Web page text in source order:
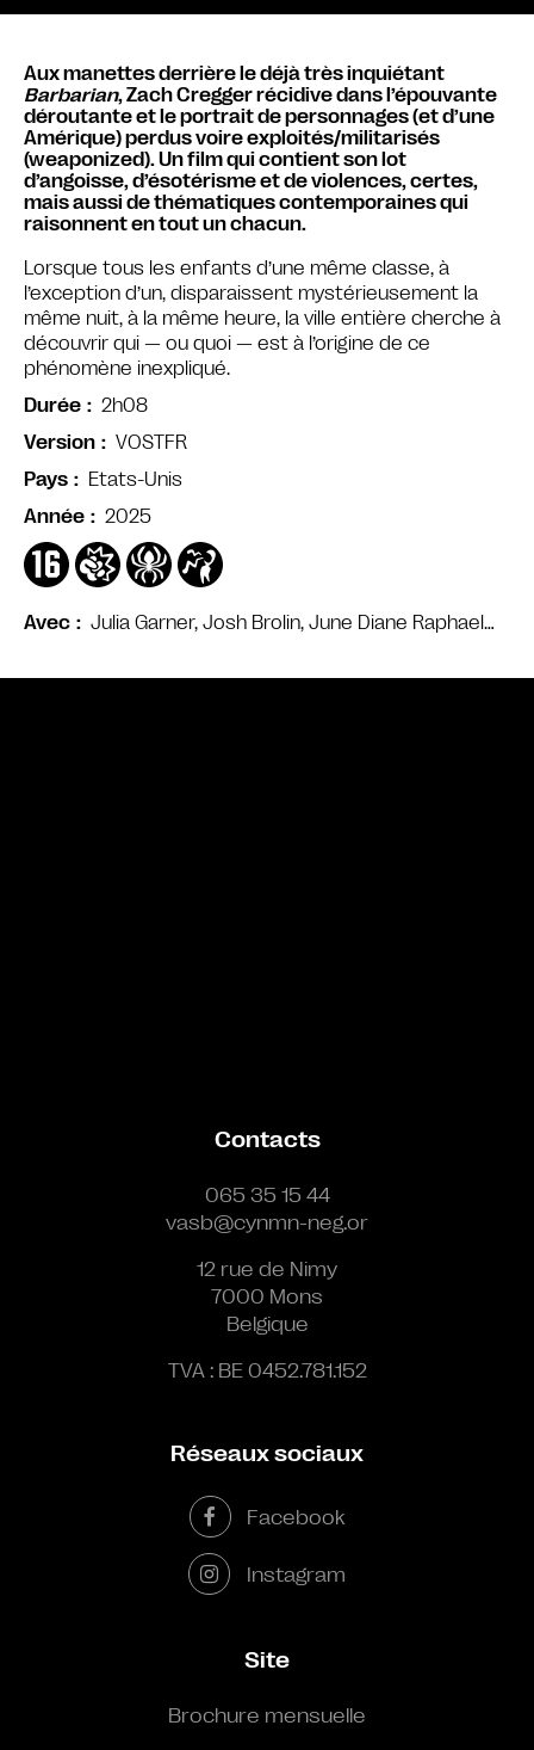
Avec Julia Garner, Josh Brolin, June Diane Raphael…
Aux manettes derrière le déjà très inquiétant
Barbarian, Zach Cregger récidive dans l’épouvante
déroutante et le portrait de personnages (et d’une
Amérique) perdus voire exploités/militarisés
(weaponized). Un film qui contient son lot
d’angoisse, d’ésotérisme et de violences, certes,
mais aussi de thématiques contemporaines qui
raisonnent en tout un chacun.
Lorsque tous les enfants d’une même classe, à
l’exception d’un, disparaissent mystérieusement la
même nuit, à la même heure, la ville entière cherche à
découvrir qui — ou quoi — est à l’origine de ce
phénomène inexpliqué.
Durée
2h08
Version
VOSTFR
Pays
Etats-Unis
Année
2025
Contacts
065 35 15 44
vasb@cynmn-neg.or
12 rue de Nimy
7000 Mons
Belgique
TVA : BE 0452.781.152
Réseaux sociaux
Facebook
Instagram
Site
Brochure mensuelle